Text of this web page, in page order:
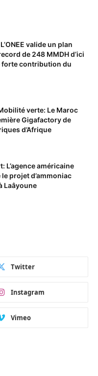
valide un plan
de 248 MMDH d’ici
forte contribution du
verte: Le Maroc
Gigafactory de
d’Afrique
L’agence américaine
le projet d’ammoniac
Laâyoune
Twitter
Instagram
Vimeo